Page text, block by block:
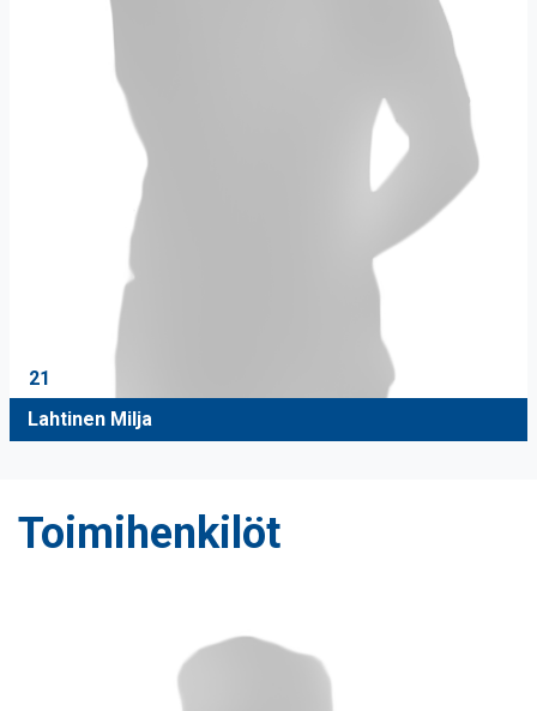
21
Lahtinen Milja
Toimihenkilöt